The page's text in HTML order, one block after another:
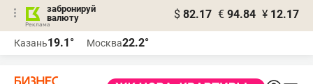
забронируй
валюту
$ 82.17 € 94.84 ¥ 12.17
Казань19.1° Москва22.2°